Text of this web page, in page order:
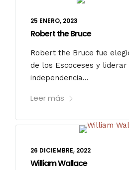
25 ENERO, 2023
Robert the Bruce
Robert the Bruce fue
de los Escoceses y
independencia...
Leer más
26 DICIEMBRE, 2022
William Wallace